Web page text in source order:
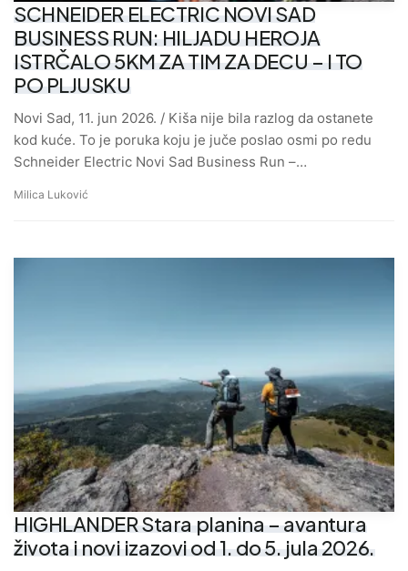
SCHNEIDER ELECTRIC NOVI SAD
BUSINESS RUN: HILJADU HEROJA
ISTRČALO 5KM ZA TIM ZA DECU – I TO
PO PLJUSKU
Novi Sad, 11. jun 2026. / Kiša nije bila razlog da ostanete
kod kuće. To je poruka koju je juče poslao osmi po redu
Schneider Electric Novi Sad Business Run –…
Milica Luković
HIGHLANDER Stara planina – avantura
života i novi izazovi od 1. do 5. jula 2026.